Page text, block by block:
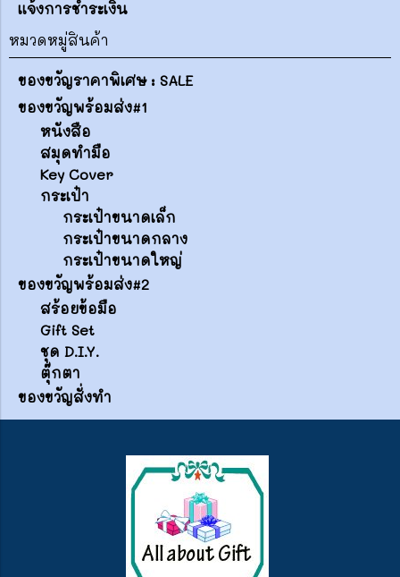
แจ้งการชำระเงิน
หมวดหมู่สินค้า
ของขวัญราคาพิเศษ : SALE
ของขวัญพร้อมส่ง#1
หนังสือ
สมุดทำมือ
Key Cover
กระเป๋า
กระเป๋าขนาดเล็ก
กระเป๋าขนาดกลาง
กระเป๋าขนาดใหญ่
ของขวัญพร้อมส่ง#2
สร้อยข้อมือ
Gift Set
ชุด D.I.Y.
ตุ๊กตา
ของขวัญสั่งทำ